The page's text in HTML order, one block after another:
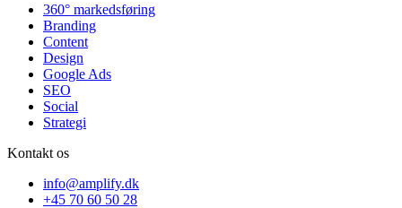
360° markedsføring
Branding
Content
Design
Google Ads
SEO
Social
Strategi
Kontakt os
info@amplify.dk
+45 70 60 50 28